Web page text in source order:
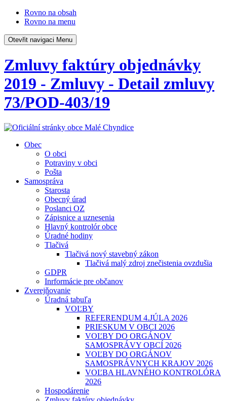
Rovno na obsah
Rovno na menu
Otevřit navigaci Menu
Zmluvy faktúry objednávky
2019 - Zmluvy - Detail zmluvy
73/POD-403/19
Obec
O obci
Potraviny v obci
Pošta
Samospráva
Starosta
Obecný úrad
Poslanci OZ
Zápisnice a uznesenia
Hlavný kontrolór obce
Úradné hodiny
Tlačivá
Tlačivá nový stavebný zákon
Tlačivá malý zdroj znečistenia ovzdušia
GDPR
Inrformácie pre občanov
Zverejňovanie
Úradná tabuľa
VOĽBY
REFERENDUM 4.JÚLA 2026
PRIESKUM V OBCI 2026
VOĽBY DO ORGÁNOV
SAMOSPRÁVY OBCÍ 2026
VOĽBY DO ORGÁNOV
SAMOSPRÁVNYCH KRAJOV 2026
VOĽBA HLAVNÉHO KONTROLÓRA
2026
Hospodárenie